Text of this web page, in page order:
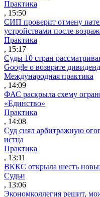
Практика
, 15:50
СИП проверит отмену
устройствами после
Практика
, 15:17
Суды 10 стран
Google о возврате
Международная практика
, 14:09
ФАС раскрыла схему
«Единство»
Практика
, 14:08
Суд снял арбитражную
истца
Практика
, 13:11
ВККС открыла шесть
Судьи
, 13:06
Экономколлегия решит,